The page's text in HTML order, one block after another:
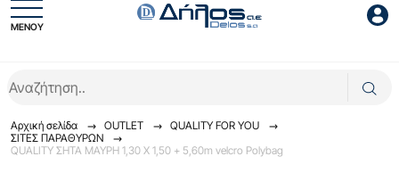
ΜΕΝΟΥ
Αρχική σελίδα OUTLET
QUALITY FOR YOU
ΣΙΤΕΣ ΠΑΡΑΘΥΡΩΝ
QUALITY ΣΗΤΑ ΜΑΥΡΗ 1,30 Χ 1,50 + 5,60m velcro Polybag